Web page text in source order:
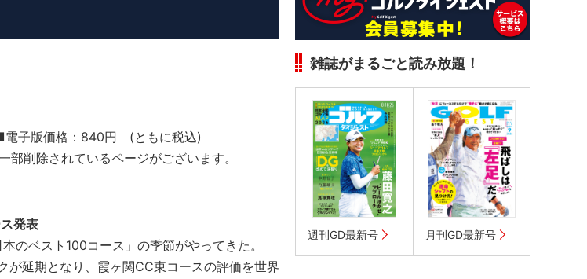
子版価格：840円 (ともに税込)
部削除されているページがございます。
発表
のベスト100コース」の季節がやってきた。
が延期となり、霞ヶ関CC東コースの評価を世界
雑誌がまるごと読み放題！
週刊GD最新号 月刊GD最新号